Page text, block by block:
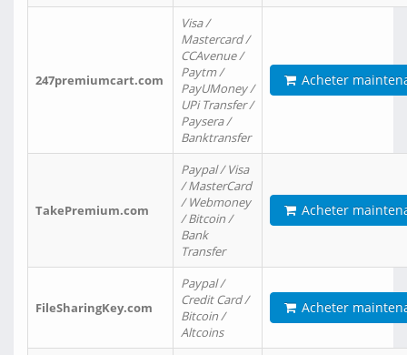
247premiumcart.com
Visa /
Mastercard /
CCAvenue /
Paytm /
PayUMoney /
UPi Transfer /
Paysera /
Banktransfer
Acheter
TakePremium.com
Paypal / Visa
/ MasterCard
/ Webmoney
/ Bitcoin /
Bank
Transfer
Acheter
FileSharingKey.com
Paypal /
Credit Card /
Bitcoin /
Altcoins
Acheter